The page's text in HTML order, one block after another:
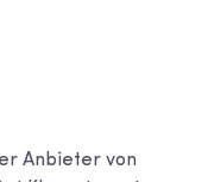
Anbieter von